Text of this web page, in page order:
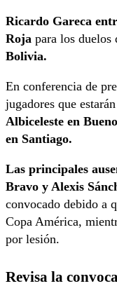
Ricardo Gareca
Roja para los duelos
Bolivia.
En conferencia de
jugadores que
Albiceleste en
en Santiago.
Las principales
Bravo y Alexis
convocado debido a
Copa América,
por lesión.
Revisa la